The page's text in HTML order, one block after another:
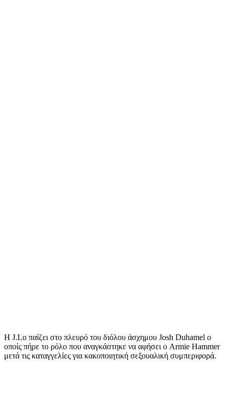
Η J.Lo παίζει στο πλευρό του διόλου άσχημου Josh Duhamel ο
οποίς πήρε το ρόλο που αναγκάστηκε να αφήσει ο Armie Hammer
μετά τις καταγγελίες για κακοποιητική σεξουαλική συμπεριφορά.